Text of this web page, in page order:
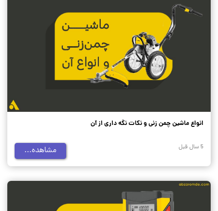
انواع ماشین چمن زنی و نکات نگه‌ داری از آن
5 سال قبل مشاهده...